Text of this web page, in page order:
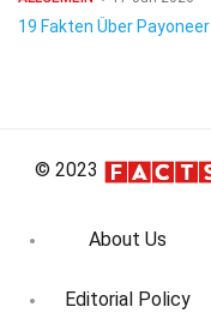
19 Fakten Über Payoneer
© 2023
About Us
Editorial Policy